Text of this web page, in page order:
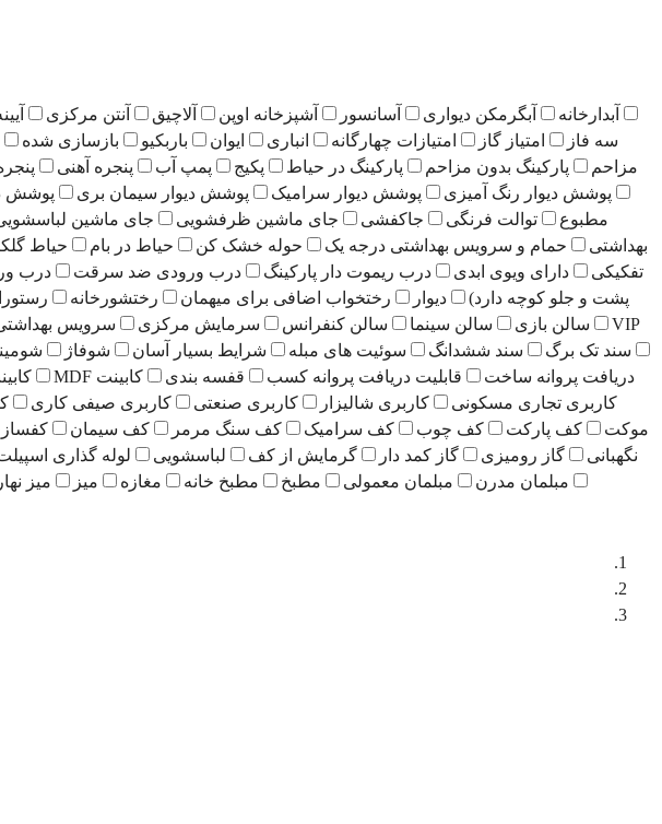
آبدارخانه
آبگرمکن دیواری آسانسور آشپزخانه اوپن آلاچیق آنتن مرکزی
سه فاز
امتیاز گاز امتیازات چهارگانه انباری ایوان باربکیو بازسازی شده
مزاحم
پارکینگ بدون مزاحم پارکینگ در حیاط پکیج پمپ آب پنجره آهنی
پوشش دیوار رنگ آمیزی
پوشش دیوار سرامیک پوشش دیوار سیمان بری پوشش
مطبوع
توالت فرنگی جاکفشی جای ماشین ظرفشویی جای ماشین
بهداشتی
حمام و سرویس بهداشتی درجه یک حوله خشک کن حیاط در بام حیاط
تفکیکی
دارای ویوی ابدی درب ریموت دار پارکینگ درب ورودی ضد سرقت درب
پشت و جلو کوچه دارد)
دیوار رختخواب اضافی برای میهمان رختشورخانه
VIP
سالن بازی سالن سینما سالن کنفرانس سرمایش مرکزی سرویس
سند تک برگ
سند ششدانگ سوئیت های مبله شرایط بسیار آسان شوفاژ
دریافت پروانه ساخت
قابلیت دریافت پروانه کسب قفسه بندی کابینت MDF
کاربری تجاری مسکونی
کاربری شالیزار کاربری صنعتی کاربری صیفی کاری
موکت
کف پارکت کف چوب کف سرامیک کف سنگ مرمر کف سیمان
نگهبانی
گاز رومیزی گاز کمد دار گرمایش از کف لباسشویی لوله گذاری
مبلمان مدرن
مبلمان معمولی مطبخ مطبخ خانه مغازه میز میز